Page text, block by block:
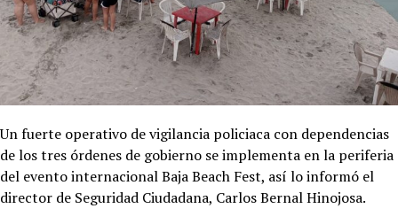
Un fuerte operativo de vigilancia policiaca con dependencias
de los tres órdenes de gobierno se implementa en la periferia
del evento internacional Baja Beach Fest, así lo informó el
director de Seguridad Ciudadana, Carlos Bernal Hinojosa.